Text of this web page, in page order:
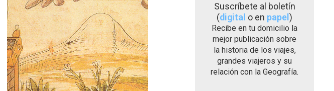
Suscríbete al boletín
(digital o en papel )
Recibe en tu domicilio la
mejor publicación sobre
la historia de los viajes,
grandes viajeros y su
relación con la Geografía.